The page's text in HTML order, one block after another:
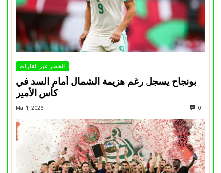
الخضر عبر القارات
بونجاح يسجل رغم هزيمة الشمال أمام السد في
كأس الأمير
Mai 1, 2026 0